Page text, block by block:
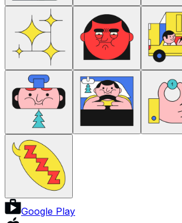
Google Play